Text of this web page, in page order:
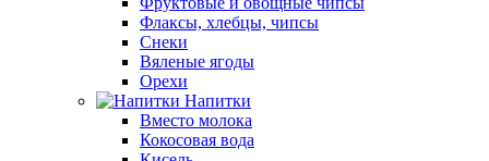
Флаксы, хлебцы, чипсы
Снеки
Вяленые ягоды
Орехи
Напитки
Вместо молока
Кокосовая вода